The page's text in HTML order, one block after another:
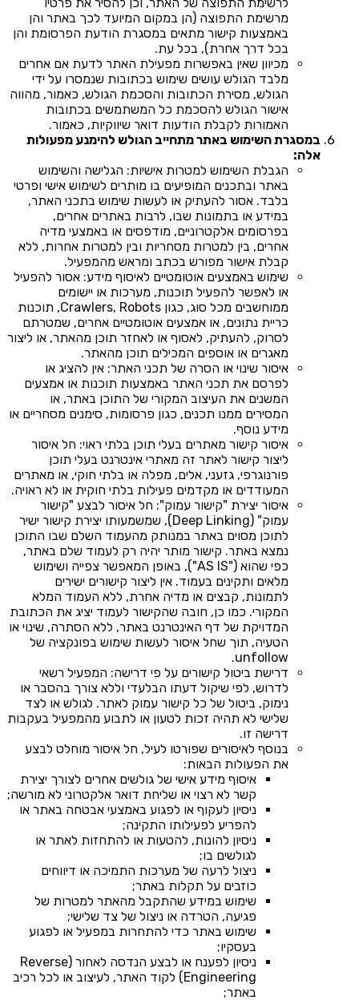
מרשימת התפוצה (הן במקום המיועד לכך באתר והן
באמצעות קישור מתאים במסגרת הודעת הפרסומת והן
בכל דרך אחרת), בכל עת.
מכיוון שאין באפשרות מפעילת האתר לדעת אם אחרים
מלבד הגולש עושים שימוש בכתובות שנמסרו על ידי
הגולש, מסירת הכתובות והסכמת הגולש, כאמור, מהווה
אישור הגולש להסכמת כל המשתמשים בכתובות
האמורות לקבלת הודעות דואר שיווקיות, כאמור.
במסגרת השימוש באתר מתחייב הגולש להימנע מפעולות
אלה:
הגבלת השימוש למטרות אישיות: הגלישה והשימוש
באתר ובתכנים המופיעים בו מותרים לשימוש אישי ופרטי
בלבד. אסור להעתיק או לעשות שימוש בתכני האתר,
במידע או בתמונות שבו, לרבות באתרים אחרים,
בפרסומים אלקטרוניים, מודפסים או באמצעי מדיה
אחרים, בין למטרות מסחריות ובין למטרות אחרות, ללא
קבלת אישור מפורש בכתב ומראש מהמפעיל.
שימוש באמצעים אוטומטיים לאיסוף מידע: אסור להפעיל
או לאפשר להפעיל תוכנות, מערכות או יישומים
ממוחשבים מכל סוג, כגון Crawlers, Robots, תוכנות
כריית נתונים, או אמצעים אוטומטיים אחרים, שמטרתם
לסרוק, להעתיק, לאסוף או לאחזר תוכן מהאתר, או ליצור
מאגרים או אוספים המכילים תוכן מהאתר.
איסור שינוי או הסרה של תכני האתר: אין להציג או
לפרסם את תכני האתר באמצעות תוכנות או אמצעים
המשנים את העיצוב המקורי של התוכן באתר, או
המסירים ממנו תכנים, כגון פרסומות, סימנים מסחריים או
מידע נוסף.
איסור קישור מאתרים בעלי תוכן בלתי ראוי: חל איסור
ליצור קישור לאתר זה מאתרי אינטרנט בעלי תוכן
פורנוגרפי, גזעני, אלים, מפלה או בלתי חוקי, או מאתרים
המעודדים או מקדמים פעילות בלתי חוקית או לא ראויה.
איסור יצירת "קישור עמוק": חל איסור לבצע "קישור
עמוק" (Deep Linking), שמשמעותו יצירת קישור ישיר
לתוכן מסוים באתר במנותק מהעמוד השלם שבו התוכן
נמצא באתר. קישור מותר יהיה רק לעמוד שלם באתר,
כפי שהוא ("AS IS"), באופן המאפשר צפייה ושימוש
מלאים ותקינים בעמוד. אין ליצור קישורים ישירים
לתמונות, קבצים או מדיה אחרת, ללא העמוד המלא
המקורי. כמו כן, חובה שהקישור לעמוד יציג את הכתובת
המדויקת של דף האינטרנט באתר, ללא הסתרה, שינוי או
הטעיה, תוך שחל איסור לעשות שימוש בפונקציה של
unfollow.
דרישת ביטול קישורים על פי דרישה: המפעיל רשאי
לדרוש, לפי שיקול דעתו הבלעדי וללא צורך בהסבר או
נימוק, ביטול של כל קישור עמוק לאתר. לגולש או לצד
שלישי לא תהיה זכות לטעון או לתבוע מהמפעיל בעקבות
דרישה זו.
בנוסף לאיסורים שפורטו לעיל, חל איסור מוחלט לבצע
את הפעולות הבאות:
איסוף מידע אישי של גולשים אחרים לצורך יצירת
קשר לא רצוי או שליחת דואר אלקטרוני לא מורשה;
ניסיון לעקוף או לפגוע באמצעי אבטחה באתר או
להפריע לפעילותו התקינה;
ניסיון להונות, להטעות או להתחזות לאתר או
לגולשים בו;
ניצול לרעה של מערכות התמיכה או דיווחים
כוזבים על תקלות באתר;
שימוש במידע שהתקבל מהאתר למטרות של
פגיעה, הטרדה או ניצול של צד שלישי;
שימוש באתר כדי להתחרות במפעיל או לפגוע
בעסקיו;
ניסיון לפענח או לבצע הנדסה לאחור (Reverse
Engineering) לקוד האתר, לעיצוב או לכל רכיב
באתר;